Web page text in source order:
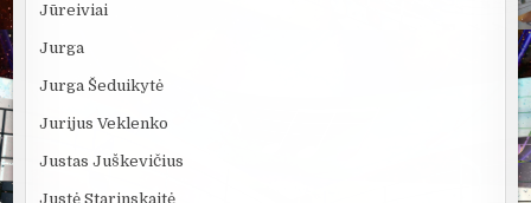
Jūreiviai
Jurga
Jurga Šeduikytė
Jurijus Veklenko
Justas Juškevičius
Justė Starinskaitė